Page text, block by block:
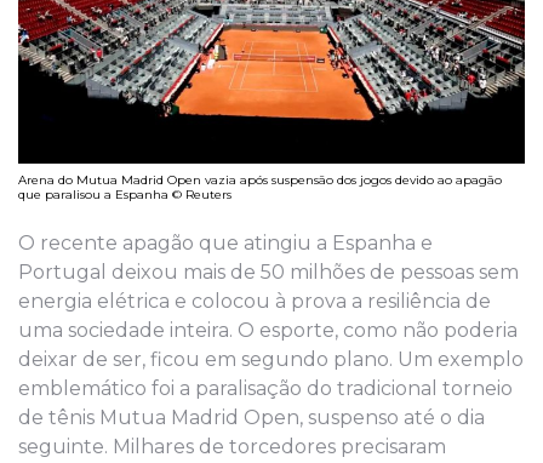
Arena do Mutua Madrid Open vazia após suspensão dos jogos devido ao apagão
que paralisou a Espanha © Reuters
O recente apagão que atingiu a Espanha e
Portugal deixou mais de 50 milhões de pessoas sem
energia elétrica e colocou à prova a resiliência de
uma sociedade inteira. O esporte, como não poderia
deixar de ser, ficou em segundo plano. Um exemplo
emblemático foi a paralisação do tradicional torneio
de tênis Mutua Madrid Open, suspenso até o dia
seguinte. Milhares de torcedores precisaram